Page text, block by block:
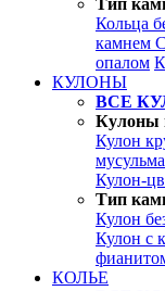
Тип
Кольца
камнем
опалом
КУЛОНЫ
ВСЕ
Кулоны
Кулон
Кулон-
Тип
Кулон
Кулон с
КОЛЬЕ